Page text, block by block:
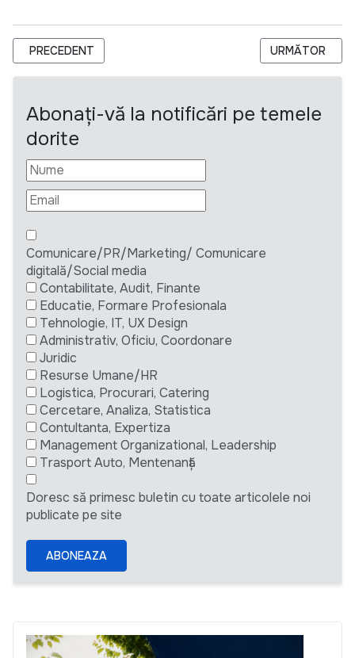
ARTICOL PRECEDENT: CDA SOLICITĂ OFERTE DE PREȚURI
PRECEDENT ARTICOLUL
URMĂTOR
Abonați-vă la notificări pe temele
dorite
Comunicare/PR/Marketing/ Comunicare
digitală/Social media
Contabilitate, Audit, Finante
Educatie, Formare Profesionala
Tehnologie, IT, UX Design
Administrativ, Oficiu, Coordonare
Juridic
Resurse Umane/HR
Logistica, Procurari, Catering
Cercetare, Analiza, Statistica
Contultanta, Expertiza
Management Organizational, Leadership
Trasport Auto, Mentenanță
Doresc să primesc buletin cu toate articolele noi
publicate pe site
ABONEAZA